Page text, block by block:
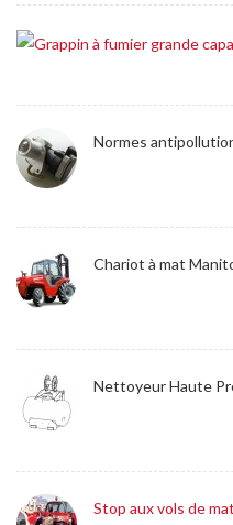
Normes
Chariot à mat
Nettoyeur Haute
Stop aux vols de